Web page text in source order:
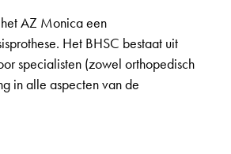
het AZ Monica een
Het BHSC bestaat uit
specialisten (zowel orthopedisch
in alle aspecten van de